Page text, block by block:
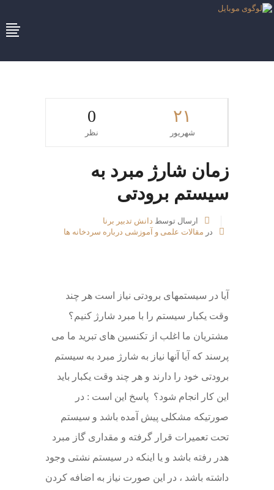
۲۱
شهریور
0
نظر
زمان شارژ مبرد به
سیستم برودتی
ارسال توسط دانش تدبیر برنا
در مقالات علمی و آموزشی درباره سردخانه ها
آیا در سیستمهای برودتی نیاز است هر چند
وقت یکبار سیستم را با مبرد شارژ کنیم؟
مشتریان ما اغلب از تکنسین های تبرید ما می
پرسند که آیا آنها نیاز به شارژ مبرد به سیستم
برودتی خود را دارند و هر چند وقت یکبار باید
این کار انجام شود؟ پاسخ این است : در
صورتیکه مشکلی پیش آمده باشد و سیستم
تحت تعمیرات قرار گرفته و مقداری گاز مبرد
هدر رفته باشد و یا اینکه در سیستم نشتی وجود
داشته باشد ، در این صورت نیاز به اضافه کردن